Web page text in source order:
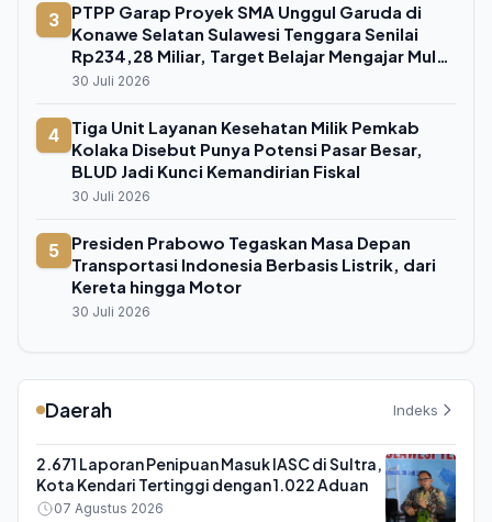
3
PTPP Garap Proyek SMA Unggul Garuda di
Konawe Selatan Sulawesi Tenggara Senilai
Rp234,28 Miliar, Target Belajar Mengajar Mulai
Juli 2026
30 Juli 2026
4
Tiga Unit Layanan Kesehatan Milik Pemkab
Kolaka Disebut Punya Potensi Pasar Besar,
BLUD Jadi Kunci Kemandirian Fiskal
30 Juli 2026
5
Presiden Prabowo Tegaskan Masa Depan
Transportasi Indonesia Berbasis Listrik, dari
Kereta hingga Motor
30 Juli 2026
Daerah Indeks
2.671 Laporan Penipuan Masuk IASC di Sultra,
Kota Kendari Tertinggi dengan 1.022 Aduan
07 Agustus 2026